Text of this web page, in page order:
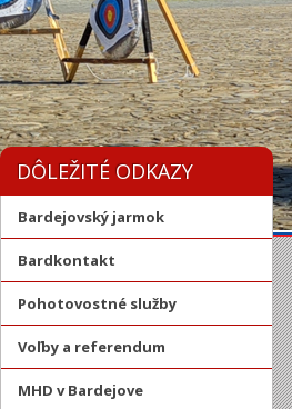
DÔLEŽITÉ ODKAZY
Bardejovský jarmok
Bardkontakt
Pohotovostné služby
Voľby a referendum
MHD v Bardejove